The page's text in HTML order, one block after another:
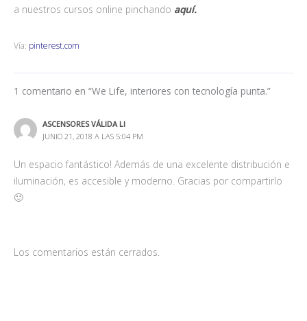
a nuestros cursos online pinchando aquí.
Vía: pinterest.com
1 comentario en “We Life, interiores con tecnología punta.”
ASCENSORES VÁLIDA LI
JUNIO 21, 2018 A LAS 5:04 PM
Un espacio fantástico! Además de una excelente distribución e
iluminación, es accesible y moderno. Gracias por compartirlo
🙂
Los comentarios están cerrados.